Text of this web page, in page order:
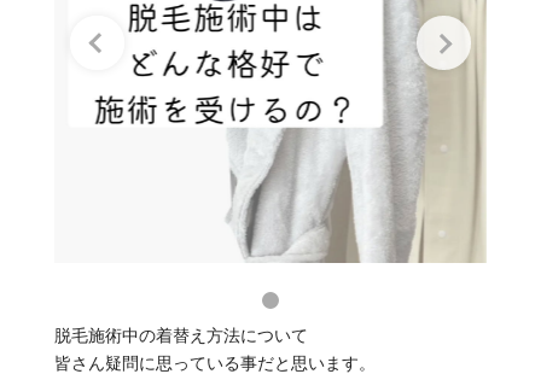
脱毛施術中の着替え方法について
皆さん疑問に思っている事だと思います。